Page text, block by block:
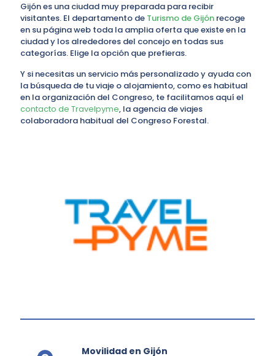
Gijón es una ciudad muy preparada para recibir
visitantes. El departamento de Turismo de Gijón recoge
en su página web toda la amplia oferta que existe en la
ciudad y los alrededores del concejo en todas sus
categorías. Elige la opción que prefieras.
Y si necesitas un servicio más personalizado y ayuda con
la búsqueda de tu viaje o alojamiento, como es habitual
en la organización del Congreso, te facilitamos aquí el
contacto de Travelpyme, la agencia de viajes
colaboradora habitual del Congreso Forestal.
Movilidad en Gijón